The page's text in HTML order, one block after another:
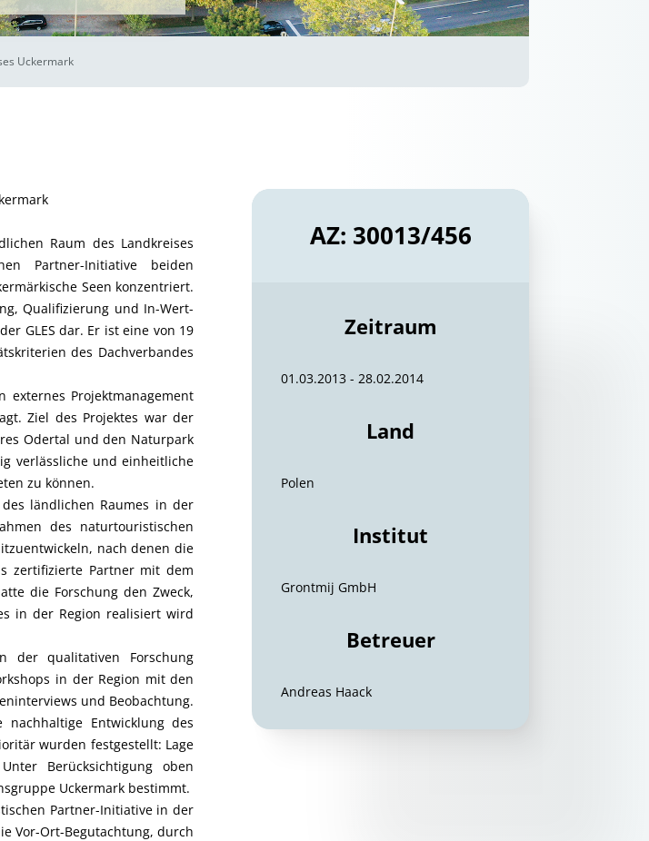
Uckermark
Raum des Landkreises
Partner-Initiative beiden
Seen konzentriert.
Qualifizierung und In-Wert-
GLES dar. Er ist eine von 19
des Dachverbandes
Projektmanagement
Ziel des Projektes war der
Odertal und den Naturpark
verlässliche und einheitliche
zu können.
ländlichen Raumes in der
des naturtouristischen
nach denen die
zertifizierte Partner mit dem
die Forschung den Zweck,
in der Region realisiert wird
qualitativen Forschung
in der Region mit den
und Beobachtung.
Entwicklung des
wurden festgestellt: Lage
Berücksichtigung oben
Uckermark bestimmt.
Partner-Initiative in der
Vor-Ort-Begutachtung, durch
AZ: 30013/456
Zeitraum
01.03.2013 - 28.02.2014
Land
Polen
Institut
Grontmij GmbH
Betreuer
Andreas Haack